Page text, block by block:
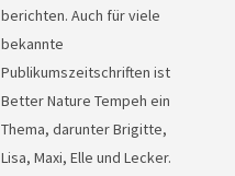
berichten. Auch für viele
bekannte
Publikumszeitschriften ist
Better Nature Tempeh ein
Thema, darunter Brigitte,
Lisa, Maxi, Elle und Lecker.